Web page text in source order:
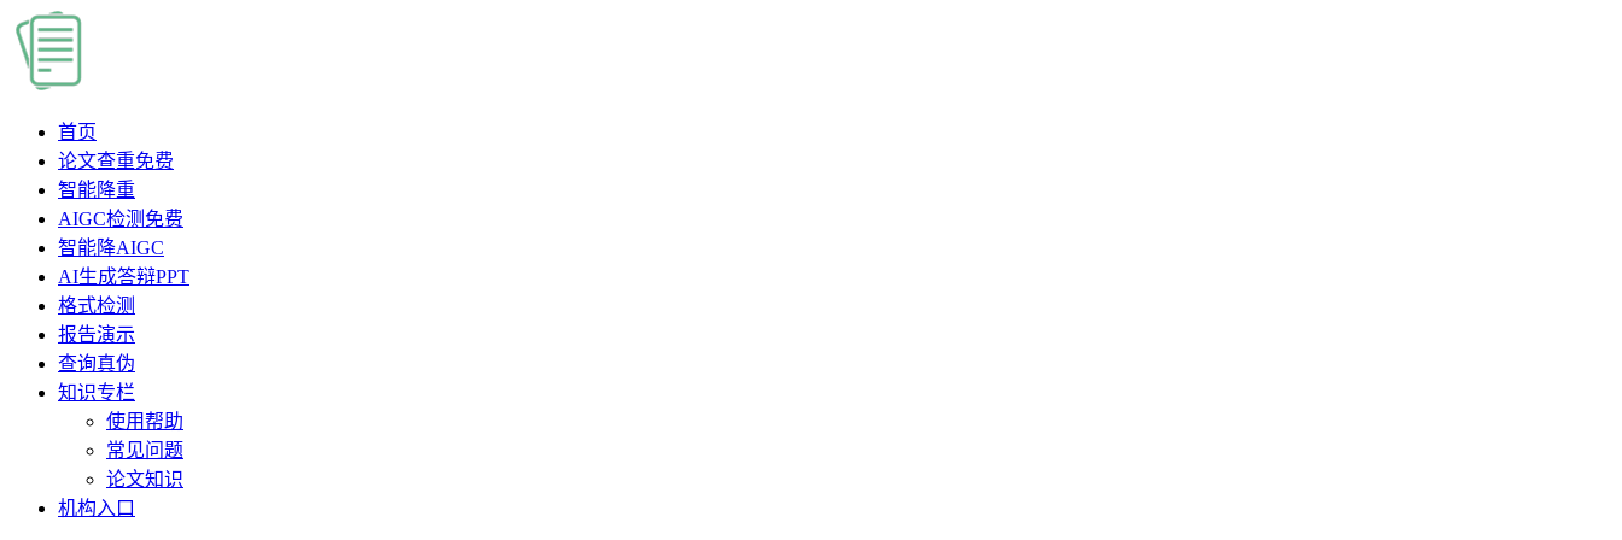
首页
论文查重免费
智能降重
AIGC检测 免费
智能降AIGC
AI生成答辩PPT
格式检测
报告演示
查询真伪
知识专栏
使用帮助
常见问题
论文知识
机构入口